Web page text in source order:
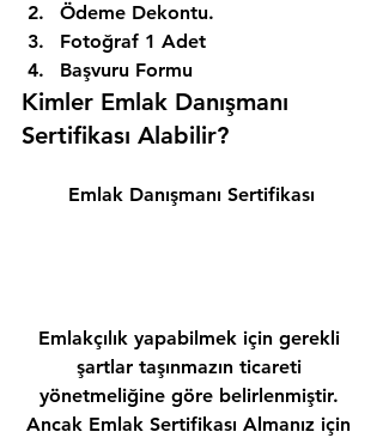
Ödeme Dekontu.
Fotoğraf 1 Adet
Başvuru Formu
Kimler Emlak Danışmanı
Sertifikası Alabilir?
Emlak Danışmanı Sertifikası
Emlakçılık yapabilmek için gerekli
şartlar taşınmazın ticareti
yönetmeliğine göre belirlenmiştir.
Ancak Emlak Sertifikası Almanız için